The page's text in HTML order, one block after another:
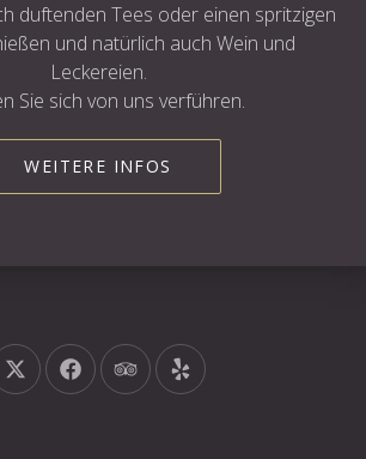
duftenden Tees oder einen spritzigen
und natürlich auch Wein und
Leckereien.
Sie sich von uns verführen.
WEITERE INFOS
Neues Fenster
Neues Fenster
Neues FensterNeues Fenster